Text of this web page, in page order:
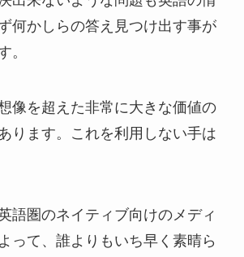
何かしらの答え見つけ出す事が
。
像を超えた非常に大きな価値の
ります。これを利用しない手は
語圏のネイティブ向けのメディ
って、誰よりもいち早く素晴ら